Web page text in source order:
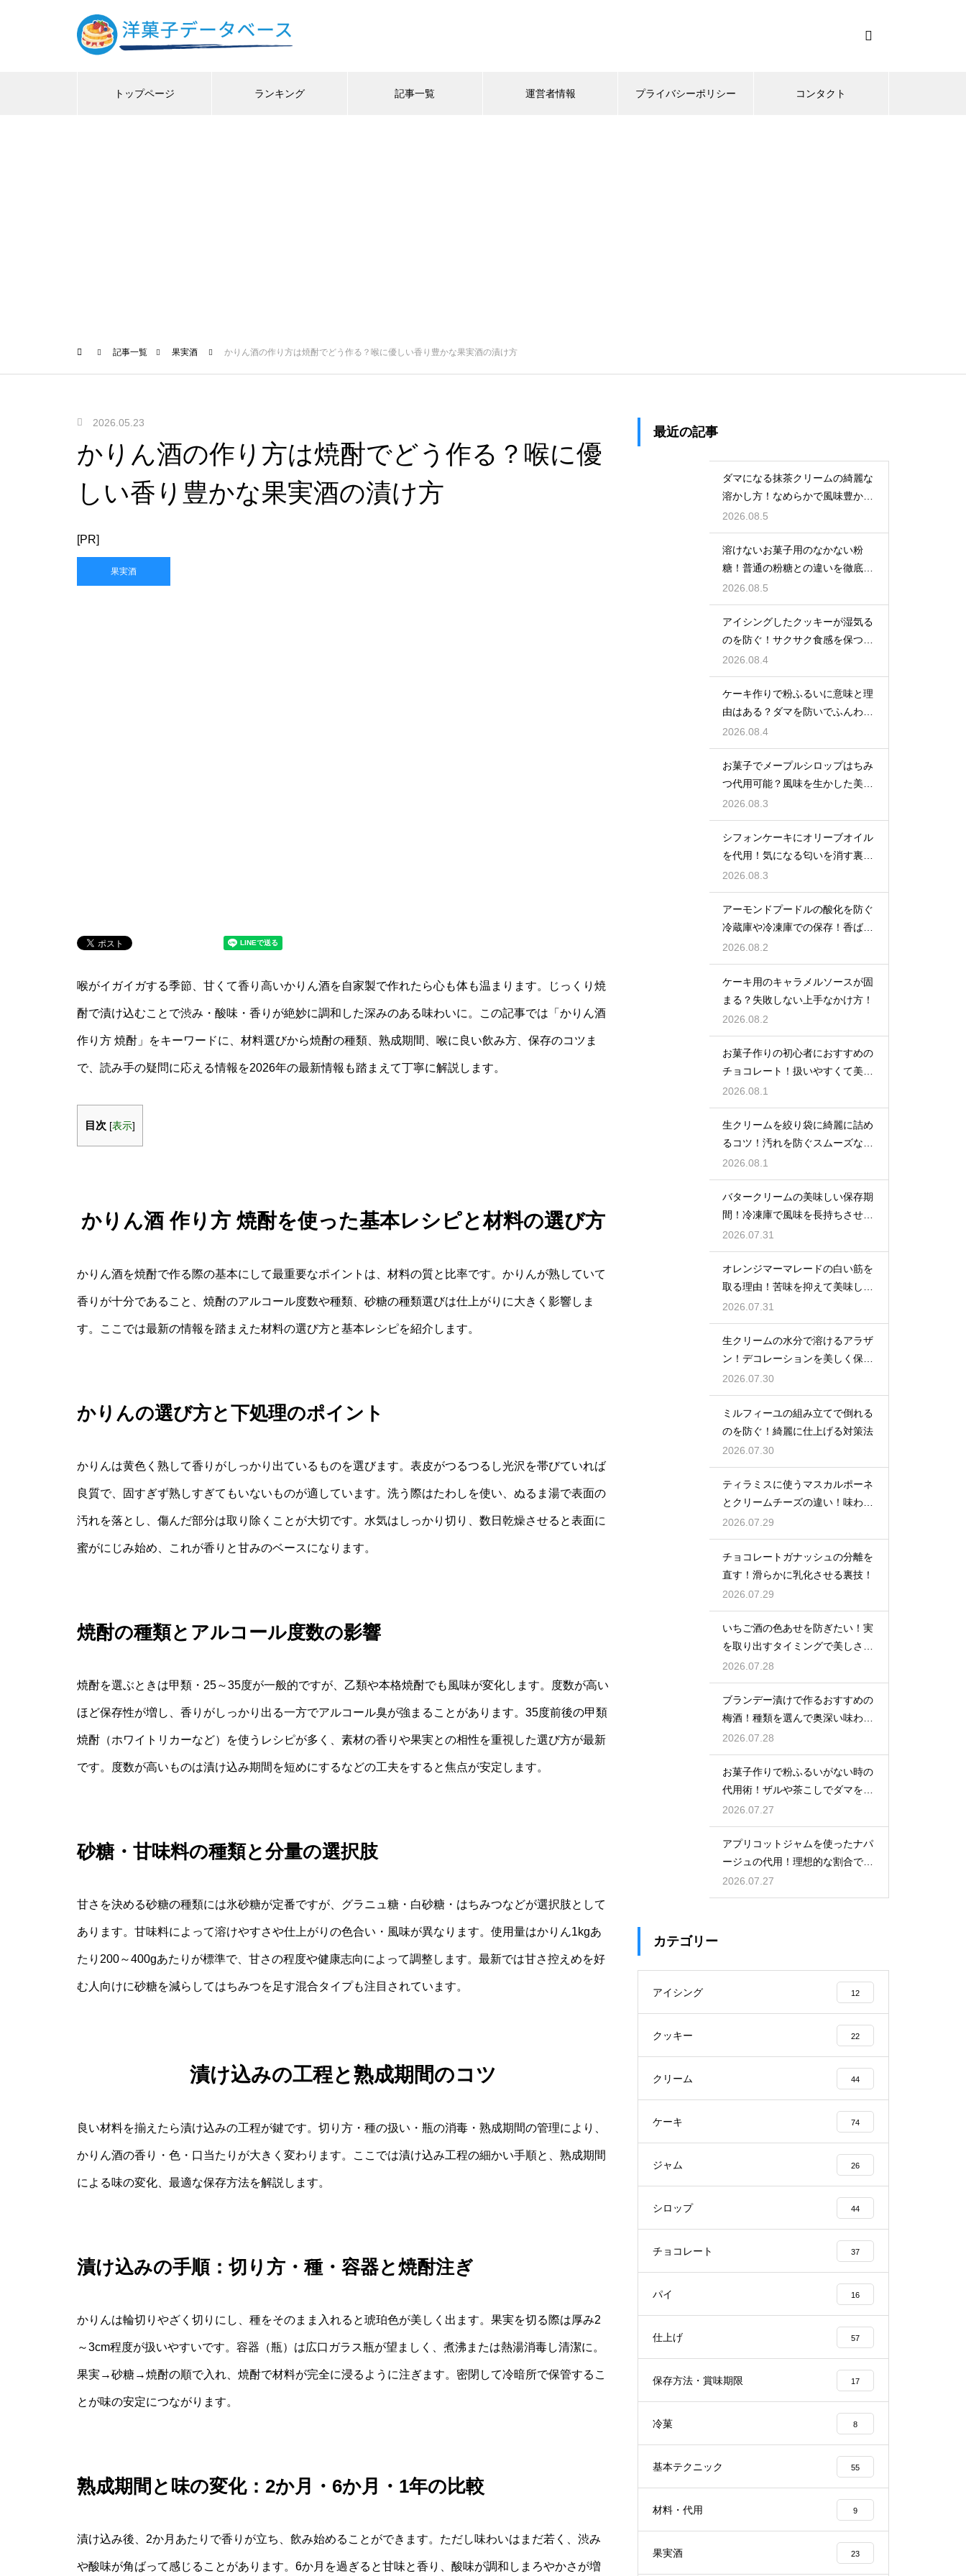
トップページ ランキング 記事一覧 運営者情報 プライバシーポリシー コンタクト
記事一覧 果実酒 かりん酒の作り方は焼酎でどう作る？喉に優しい香り豊かな果実酒の漬け方
2026.05.23
かりん酒の作り方は焼酎でどう作る？喉に優
しい香り豊かな果実酒の漬け方
[PR]
果実酒
喉がイガイガする季節、甘くて香り高いかりん酒を自家製で作れたら心も体も温まります。じっくり焼
酎で漬け込むことで渋み・酸味・香りが絶妙に調和した深みのある味わいに。この記事では「かりん酒
作り方 焼酎」をキーワードに、材料選びから焼酎の種類、熟成期間、喉に良い飲み方、保存のコツま
で、読み手の疑問に応える情報を2026年の最新情報も踏まえて丁寧に解説します。
目次 [表示]
かりん酒 作り方 焼酎を使った基本レシピと材料の選び方
かりん酒を焼酎で作る際の基本にして最重要なポイントは、材料の質と比率です。かりんが熟していて
香りが十分であること、焼酎のアルコール度数や種類、砂糖の種類選びは仕上がりに大きく影響しま
す。ここでは最新の情報を踏まえた材料の選び方と基本レシピを紹介します。
かりんの選び方と下処理のポイント
かりんは黄色く熟して香りがしっかり出ているものを選びます。表皮がつるつるし光沢を帯びていれば
良質で、固すぎず熟しすぎてもいないものが適しています。洗う際はたわしを使い、ぬるま湯で表面の
汚れを落とし、傷んだ部分は取り除くことが大切です。水気はしっかり切り、数日乾燥させると表面に
蜜がにじみ始め、これが香りと甘みのベースになります。
焼酎の種類とアルコール度数の影響
焼酎を選ぶときは甲類・25～35度が一般的ですが、乙類や本格焼酎でも風味が変化します。度数が高い
ほど保存性が増し、香りがしっかり出る一方でアルコール臭が強まることがあります。35度前後の甲類
焼酎（ホワイトリカーなど）を使うレシピが多く、素材の香りや果実との相性を重視した選び方が最新
です。度数が高いものは漬け込み期間を短めにするなどの工夫をすると焦点が安定します。
砂糖・甘味料の種類と分量の選択肢
甘さを決める砂糖の種類には氷砂糖が定番ですが、グラニュ糖・白砂糖・はちみつなどが選択肢として
あります。甘味料によって溶けやすさや仕上がりの色合い・風味が異なります。使用量はかりん1kgあ
たり200～400gあたりが標準で、甘さの程度や健康志向によって調整します。最新では甘さ控えめを好
む人向けに砂糖を減らしてはちみつを足す混合タイプも注目されています。
漬け込みの工程と熟成期間のコツ
良い材料を揃えたら漬け込みの工程が鍵です。切り方・種の扱い・瓶の消毒・熟成期間の管理により、
かりん酒の香り・色・口当たりが大きく変わります。ここでは漬け込み工程の細かい手順と、熟成期間
による味の変化、最適な保存方法を解説します。
漬け込みの手順：切り方・種・容器と焼酎注ぎ
かりんは輪切りやざく切りにし、種をそのまま入れると琥珀色が美しく出ます。果実を切る際は厚み2
～3cm程度が扱いやすいです。容器（瓶）は広口ガラス瓶が望ましく、煮沸または熱湯消毒し清潔に。
果実→砂糖→焼酎の順で入れ、焼酎で材料が完全に浸るように注ぎます。密閉して冷暗所で保管するこ
とが味の安定につながります。
熟成期間と味の変化：2か月・6か月・1年の比較
漬け込み後、2か月あたりで香りが立ち、飲み始めることができます。ただし味わいはまだ若く、渋み
や酸味が角ばって感じることがあります。6か月を過ぎると甘味と香り、酸味が調和しまろやかさが増
最近の記事
ダマになる抹茶クリームの綺麗な
溶かし方！なめらかで風味豊かな
クリームを作る
2026.08.5
溶けないお菓子用のなかない粉
糖！普通の粉糖との違いを徹底解
説
2026.08.5
アイシングしたクッキーが湿気る
のを防ぐ！サクサク食感を保つ裏
技
2026.08.4
ケーキ作りで粉ふるいに意味と理
由はある？ダマを防いでふんわり
と軽い生地に焼き上げるための基
本
2026.08.4
お菓子でメープルシロップはちみ
つ代用可能？風味を生かした美味
しい技
2026.08.3
シフォンケーキにオリーブオイル
を代用！気になる匂いを消す裏ワ
ザ
2026.08.3
アーモンドプードルの酸化を防ぐ
冷蔵庫や冷凍庫での保存！香ばし
い風味を保ってお菓子を美味しく
する
2026.08.2
ケーキ用のキャラメルソースが固
まる？失敗しない上手なかけ方！
2026.08.2
お菓子作りの初心者におすすめの
チョコレート！扱いやすくて美味
しい種類を紹介
2026.08.1
生クリームを絞り袋に綺麗に詰め
るコツ！汚れを防ぐスムーズな入
れ方
2026.08.1
バタークリームの美味しい保存期
間！冷凍庫で風味を長持ちさせる
コツ
2026.07.31
オレンジマーマレードの白い筋を
取る理由！苦味を抑えて美味しい
ジャムに仕上げる
2026.07.31
生クリームの水分で溶けるアラザ
ン！デコレーションを美しく保つ
ための飾るタイミングとコツ
2026.07.30
ミルフィーユの組み立てで倒れる
のを防ぐ！綺麗に仕上げる対策法
2026.07.30
ティラミスに使うマスカルポーネ
とクリームチーズの違い！味わい
を比較
2026.07.29
チョコレートガナッシュの分離を
直す！滑らかに乳化させる裏技！
2026.07.29
いちご酒の色あせを防ぎたい！実
を取り出すタイミングで美しさを
保つ
2026.07.28
ブランデー漬けで作るおすすめの
梅酒！種類を選んで奥深い味わい
と香りを堪能する
2026.07.28
お菓子作りで粉ふるいがない時の
代用術！ザルや茶こしでダマを防
ぐ
2026.07.27
アプリコットジャムを使ったナパ
ージュの代用！理想的な割合でフ
ルーツをキラキラに輝かせる
2026.07.27
カテゴリー
アイシング 12
クッキー 22
クリーム 44
ケーキ 74
ジャム 26
シロップ 44
チョコレート 37
パイ 16
仕上げ 57
保存方法・賞味期限 17
冷菓 8
基本テクニック 55
材料・代用 9
果実酒 23